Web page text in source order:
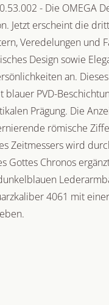
- Die OMEGA
Jetzt erscheint die
Veredelungen und
Design sowie
an.
PVD-
Prägung. Die
römische
Zeitmessers wird
Gottes Chronos
4061 mit